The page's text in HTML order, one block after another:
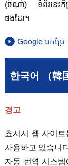
(ចំណាំ) ទំព័រនេះក៏ត្
ផងដែរ។
Google បកប្រែ
한국어 （韓
경고
쵸시시 웹 사이
사용하고 있습니
자동 번역 시스